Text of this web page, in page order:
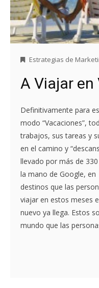
Estrategias de
A Viajar
Definitivamente para
modo “Vacaciones”,
trabajos, sus tareas y
en el camino y
llevado por más de
la mano de Google,
destinos que las
viajar en estos meses
nuevo ya llega. Estos
mundo que las